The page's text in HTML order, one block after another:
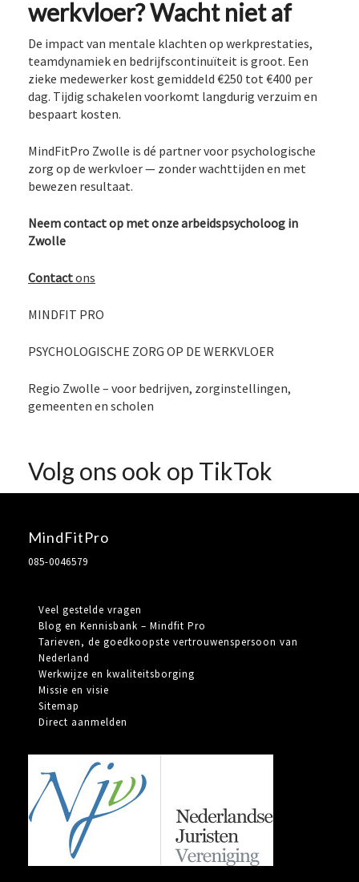
werkvloer? Wacht niet af
De impact van mentale klachten op werkprestaties,
teamdynamiek en bedrijfscontinuïteit is groot. Een
zieke medewerker kost gemiddeld €250 tot €400 per
dag. Tijdig schakelen voorkomt langdurig verzuim en
bespaart kosten.
MindFitPro Zwolle is dé partner voor psychologische
zorg op de werkvloer — zonder wachttijden en met
bewezen resultaat.
Neem contact op met onze arbeidspsycholoog in
Zwolle
Contactons
MINDFIT PRO
PSYCHOLOGISCHE ZORG OP DE WERKVLOER
Regio Zwolle – voor bedrijven, zorginstellingen,
gemeenten en scholen
Volg ons ook op TikTok
MindFitPro
085-0046579
Veel gestelde vragen
Blog en Kennisbank – Mindfit Pro
Tarieven, de goedkoopste vertrouwenspersoon van
Nederland
Werkwijze en kwaliteitsborging
Missie en visie
Sitemap
Direct aanmelden